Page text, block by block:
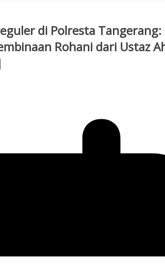
di Polresta Tangerang:
Rohani dari Ustaz